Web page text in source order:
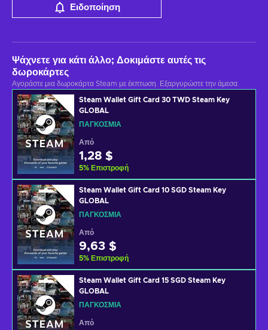
Ειδοποίηση
Ψάχνετε για κάτι άλλο; Δοκιμάστε αυτές τις
δωροκάρτες
Αγοράστε μια δωροκάρτα Steam με έκπτωση. Εξαργυρώστε την άμεσα.
Steam Wallet Gift Card 30 TWD Steam Key
GLOBAL
ΠΑΓΚΌΣΜΙΑ
Από
1,28 $
5% Επιστροφή
Steam Wallet Gift Card 10 SGD Steam Key
GLOBAL
ΠΑΓΚΌΣΜΙΑ
Από
9,63 $
5% Επιστροφή
Steam Wallet Gift Card 15 SGD Steam Key
GLOBAL
ΠΑΓΚΌΣΜΙΑ
Από